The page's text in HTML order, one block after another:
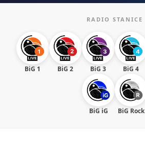
RADIO STANICE
BiG 1 BiG 2 BiG 3 BiG 4
BiG iG BiG Rock